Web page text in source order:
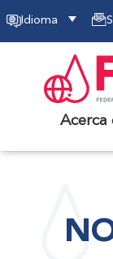
Idioma
Acerca